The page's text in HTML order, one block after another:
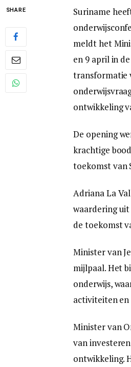
SHARE
Suriname
meldt het
en 9 april in
transformatie
ontwikkeling
De opening
krachtige
toekomst van
Adriana La
waardering
de toekomst
Minister van
mijlpaal. Het
onderwijs,
activiteiten en
Minister van
van
ontwikkeling.